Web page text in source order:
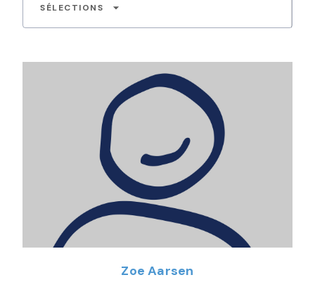
SÉLECTIONS arrow_drop_down
Zoe Aarsen